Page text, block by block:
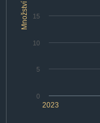
Množství
2023
0
5
10
15